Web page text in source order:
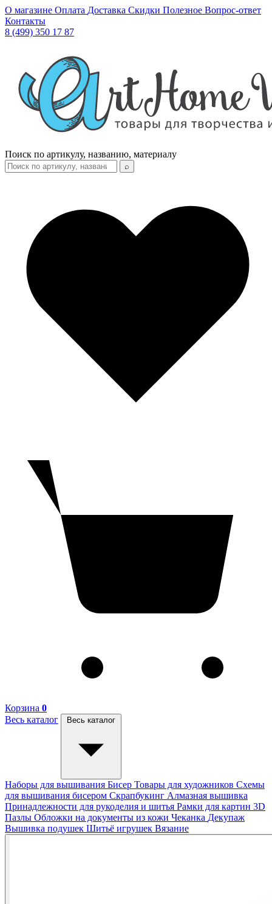
О магазине Оплата Доставка Скидки Полезное Вопрос-ответ
Контакты
8 (499) 350 17 87
Поиск по артикулу, названию, материалу
⌕
Корзина 0
Весь каталог
Весь каталог
Наборы для вышивания Бисер Товары для художников Схемы
для вышивания бисером Скрапбукинг Алмазная вышивка
Принадлежности для рукоделия и шитья Рамки для картин 3D
Пазлы Обложки на документы из кожи Чеканка Декупаж
Вышивка подушек Шитьё игрушек Вязание